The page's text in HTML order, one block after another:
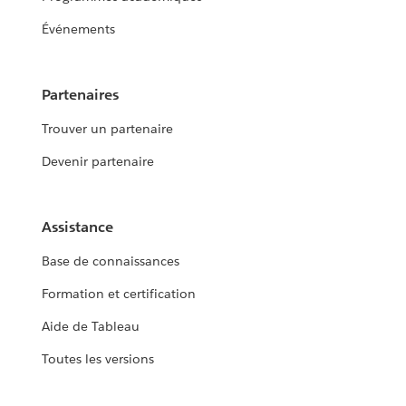
Événements
Partenaires
Trouver un partenaire
Devenir partenaire
Assistance
Base de connaissances
Formation et certification
Aide de Tableau
Toutes les versions